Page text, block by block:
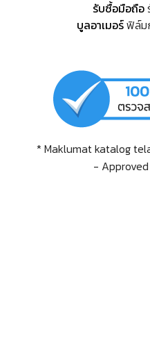
รับซื้อมือถือ
บูลอาเมอร์ฟิล์ม
* Maklumat katalog
-